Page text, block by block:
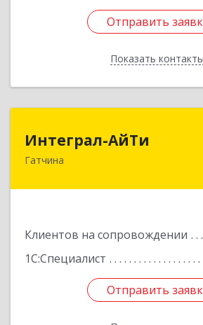
Отправить
Показать контакты
Отправить
Назад
Интеграл-АйТи
Гатчина
Клиентов на сопровождении
1С:Специалист
Отправить
188300, Ленинградская обл,
Отправить